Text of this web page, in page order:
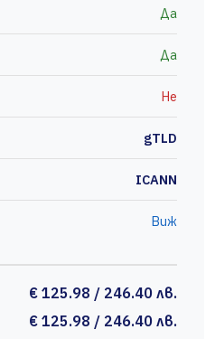
Да
Да
Не
gTLD
ICANN
Виж
€ 125.98 / 246.40 лв.
€ 125.98 / 246.40 лв.